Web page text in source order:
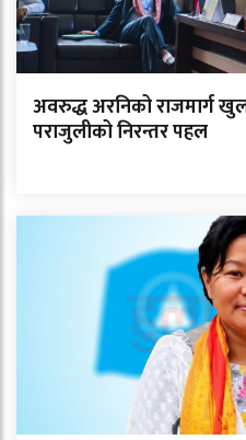
अवरुद्ध अरनिको राजमार्ग
पराजुलीको निरन्तर पहल